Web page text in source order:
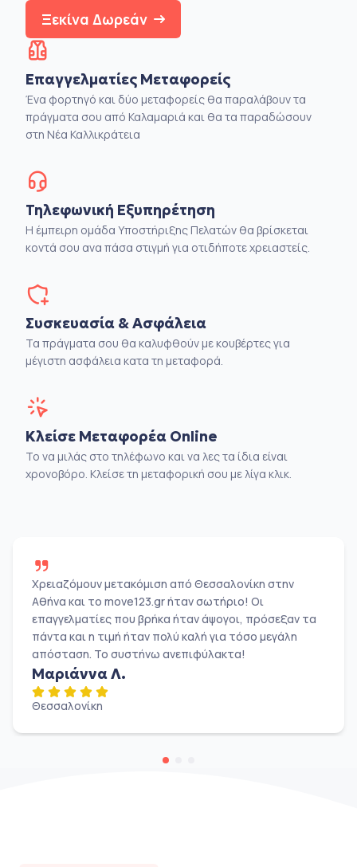
Ξεκίνα Δωρεάν
Επαγγελματίες Μεταφορείς
Ένα φορτηγό και δύο μεταφορείς θα παραλάβουν τα
πράγματα σου από Καλαμαριά και θα τα παραδώσουν
στη Νέα Καλλικράτεια
Τηλεφωνική Εξυπηρέτηση
Η έμπειρη ομάδα Υποστήριξης Πελατών θα βρίσκεται
κοντά σου ανα πάσα στιγμή για οτιδήποτε χρειαστείς.
Συσκευασία & Ασφάλεια
Τα πράγματα σου θα καλυφθούν με κουβέρτες για
μέγιστη ασφάλεια κατα τη μεταφορά.
Κλείσε Μεταφορέα Online
Το να μιλάς στο τηλέφωνο και να λες τα ίδια είναι
χρονοβόρο. Κλείσε τη μεταφορική σου με λίγα κλικ.
Χρειαζόμουν μετακόμιση από Θεσσαλονίκη στην
Αθήνα και το move123.gr ήταν σωτήριο! Οι
επαγγελματίες που βρήκα ήταν άψογοι, πρόσεξαν τα
πάντα και η τιμή ήταν πολύ καλή για τόσο μεγάλη
απόσταση. Το συστήνω ανεπιφύλακτα!
Μαριάννα Λ.
Θεσσαλονίκη